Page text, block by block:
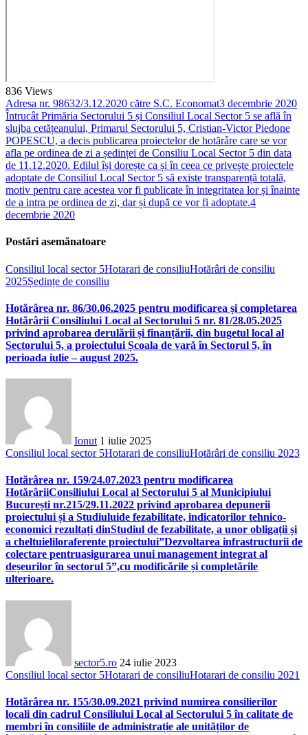
836 Views
Adresa nr. 98632/3.12.2020 către S.C. Economat3 decembrie 2020
Întrucât Primăria Sectorului 5 și Consiliul Local Sector 5 se află în
slujba cetățeanului, Primarul Sectorului 5, Cristian-Victor Piedone
POPESCU, a decis publicarea proiectelor de hotărâre care se vor
afla pe ordinea de zi a ședinței de Consiliu Local Sector 5 din data
de 11.12.2020. Edilul își dorește ca și în ceea ce privește proiectele
adoptate de Consiliul Local Sector 5 să existe transparență totală,
motiv pentru care acestea vor fi publicate în integritatea lor și înainte
de a intra pe ordinea de zi, dar și după ce vor fi adoptate.4
decembrie 2020
Postări asemănatoare
Consiliul local sector 5Hotarari de consiliuHotărâri de consiliu
2025Ședințe de consiliu
Hotărârea nr. 86/30.06.2025 pentru modificarea și completarea
Hotărârii Consiliului Local al Sectorului 5 nr. 81/28.05.2025
privind aprobarea derulării și finanțării, din bugetul local al
Sectorului 5, a proiectului Școala de vară în Sectorul 5, în
perioada iulie – august 2025.
Ionut 1 iulie 2025
Consiliul local sector 5Hotarari de consiliuHotărâri de consiliu 2023
Hotărârea nr. 159/24.07.2023 pentru modificarea
HotărâriiConsiliului Local al Sectorului 5 al Municipiului
București nr.215/29.11.2022 privind aprobarea depunerii
proiectului și a Studiuluide fezabilitate, indicatorilor tehnico-
economici rezultați dinStudiul de fezabilitate, a unor obligații și
a cheltuieliloraferente proiectului”Dezvoltarea infrastructurii de
colectare pentruasigurarea unui management integrat al
deșeurilor în sectorul 5”,cu modificările și completările
ulterioare.
sector5.ro 24 iulie 2023
Consiliul local sector 5Hotarari de consiliuHotarari de consiliu 2021
Hotărârea nr. 155/30.09.2021 privind numirea consilierilor
locali din cadrul Consiliului Local al Sectorului 5 în calitate de
membri în consiliile de administrație ale unităților de